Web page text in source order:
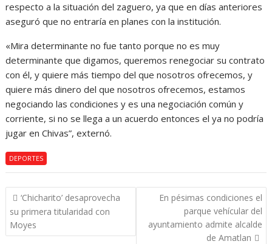
respecto a la situación del zaguero, ya que en días anteriores
aseguró que no entraría en planes con la institución.
«Mira determinante no fue tanto porque no es muy
determinante que digamos, queremos renegociar su contrato
con él, y quiere más tiempo del que nosotros ofrecemos, y
quiere más dinero del que nosotros ofrecemos, estamos
negociando las condiciones y es una negociación común y
corriente, si no se llega a un acuerdo entonces el ya no podría
jugar en Chivas”, externó.
DEPORTES
Navegación
de
entradas
‘Chicharito’ desaprovecha
su primera titularidad con
Moyes
En pésimas condiciones el
parque vehícular del
ayuntamiento admite alcalde
de Amatlan